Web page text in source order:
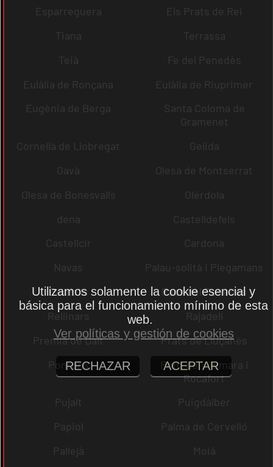
Esparreguera
Els Prats de Rei
Tiana
Terrassa
Teià
Fe del Penedès
Eulàlia de Ronçana
Eulàlia de Riuprimer
Eugènia de Berga
Santa Coloma de
Gramenet
Cornellà de Llobregat
Gelida
Gavà
Olesa de Montserrat
Olesa de Bonesvalls
Olèrdola
dena
Castelldefels
Castellcir
Cardona
Navas
Palau-solità i Plegamans
Palafolls
Pacs del Penedès
Rellinars
Rajadell
Premià de Dalt
Prats de Lluçanès
Pontons
Pont de Vilomara i
Rocafort
Pujalt
Puigdàlber
Papiol
Palma de Cervelló
Pallejà
Moià
Utilizamos solamente la cookie esencial y
básica para el funcionamiento mínimo de esta
web.
Ver políticas y gestión de cookies
RECHAZAR ACEPTAR